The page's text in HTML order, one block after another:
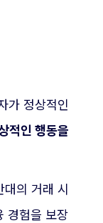
가 정상적인
적인 행동을
의 거래 시
경험을 보장